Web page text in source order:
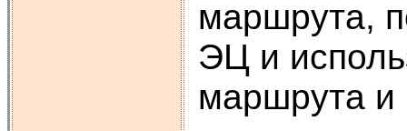
маршрута,
ЭЦ и
маршрута и